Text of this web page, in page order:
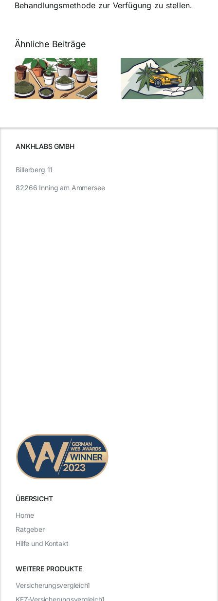
Behandlungsmethode zur Verfügung zu stellen.
Ähnliche Beiträge
Neue THC-
Grenzwert-
Regelung:
Was Sie über
Cannabis und
müssen
Cannabis
Samen
kaufen: Alles
was Sie
ANKHLABS GMBH
ÜBERSICHT
WEITERE PRODUKTE
Billerberg 11
82266 Inning am Ammersee
Versicherungsvergleich1
KFZ-Versicherungsvergleich1
Home
Ratgeber
Hilfe und Kontakt